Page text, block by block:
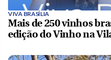
VIVA BRASÍLIA
Mais de 250 vinhos
edição do Vinho na